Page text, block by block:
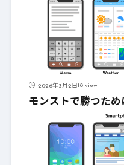
2026年3月2日18 view
モンストで勝つた